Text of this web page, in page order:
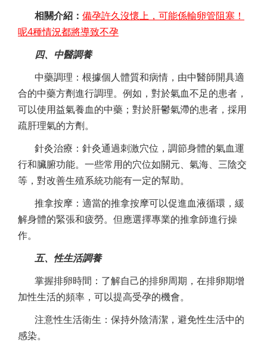
相關介紹： 備孕許久沒懷上，可能係輸卵管阻塞！
呢4種情況都將導致不孕
四、中醫調養
中藥調理：根據個人體質和病情，由中醫師開具適
合的中藥方劑進行調理。例如，對於氣血不足的患者，
可以使用益氣養血的中藥；對於肝鬱氣滯的患者，採用
疏肝理氣的方劑。
針灸治療：針灸通過刺激穴位，調節身體的氣血運
行和臟腑功能。一些常用的穴位如關元、氣海、三陰交
等，對改善生殖系統功能有一定的幫助。
推拿按摩：適當的推拿按摩可以促進血液循環，緩
解身體的緊張和疲勞。但應選擇專業的推拿師進行操
作。
五、性生活調養
掌握排卵時間：了解自己的排卵周期，在排卵期增
加性生活的頻率，可以提高受孕的機會。
注意性生活衛生：保持外陰清潔，避免性生活中的
感染。